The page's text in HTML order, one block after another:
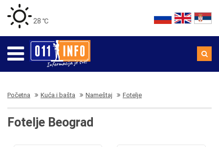
28 ℃
Početna Kuća i bašta Nameštaj Fotelje
Fotelje Beograd